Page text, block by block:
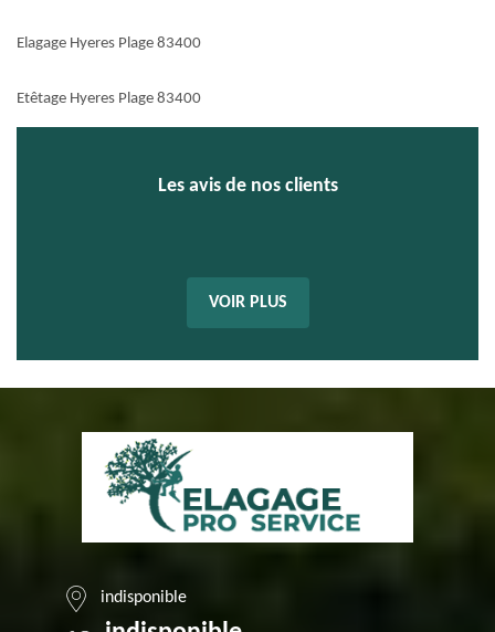
Elagage Hyeres Plage 83400
Etêtage Hyeres Plage 83400
Les avis de nos clients
VOIR PLUS
indisponible